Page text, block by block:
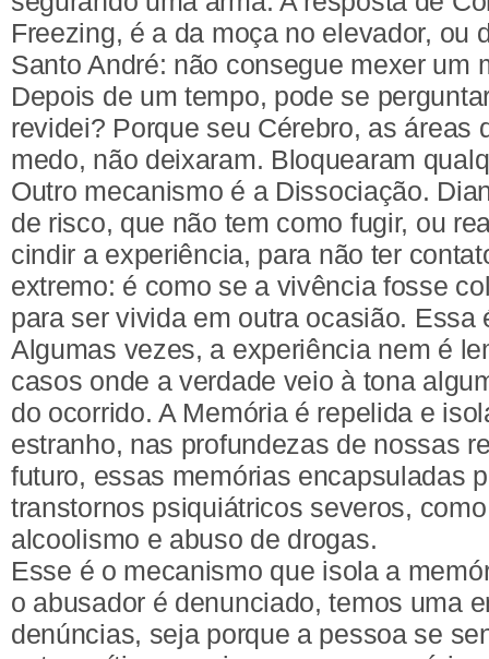
Freezing, é a da moça no elevador, ou
Santo André: não consegue mexer um
Depois de um tempo, pode se
revidei? Porque seu Cérebro, as áreas
medo, não deixaram. Bloquearam
Outro mecanismo é a Dissociação.
de risco, que não tem como fugir, ou
cindir a experiência, para não ter
extremo: é como se a vivência fosse
para ser vivida em outra ocasião. Essa
Algumas vezes, a experiência nem é
casos onde a verdade veio à tona
do ocorrido. A Memória é repelida e
estranho, nas profundezas de nossas
futuro, essas memórias encapsuladas
transtornos psiquiátricos severos,
alcoolismo e abuso de drogas.
Esse é o mecanismo que isola a
o abusador é denunciado, temos uma
denúncias, seja porque a pessoa se